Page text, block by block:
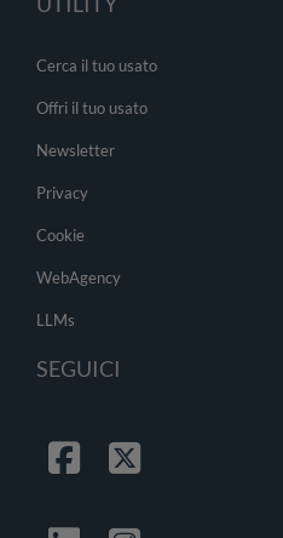
Cerca il tuo usato
Offri il tuo usato
Newsletter
Privacy
Cookie
WebAgency
LLMs
SEGUICI